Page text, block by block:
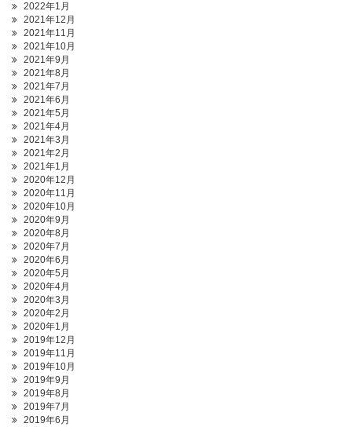
2022年1月
2021年12月
2021年11月
2021年10月
2021年9月
2021年8月
2021年7月
2021年6月
2021年5月
2021年4月
2021年3月
2021年2月
2021年1月
2020年12月
2020年11月
2020年10月
2020年9月
2020年8月
2020年7月
2020年6月
2020年5月
2020年4月
2020年3月
2020年2月
2020年1月
2019年12月
2019年11月
2019年10月
2019年9月
2019年8月
2019年7月
2019年6月